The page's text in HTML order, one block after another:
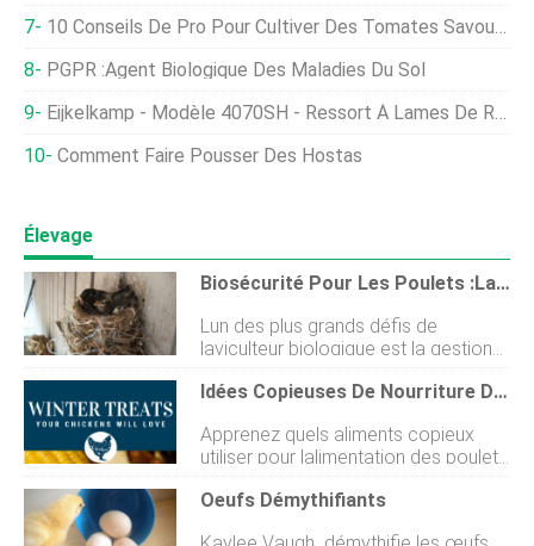
10 Conseils De Pro Pour Cultiver Des Tomates Savoureuses Et Abondantes
PGPR :Agent Biologique Des Maladies Du Sol
Eijkelkamp - Modèle 4070SH - Ressort À Lames De Remorque Smart AGR Stack
Comment Faire Pousser Des Hostas
Élevage
Biosécurité Pour Les Poulets :la Première Ligne De Défense
Lun des plus grands défis de
laviculteur biologique est la gestion
des maladies dans le troupeau.
Comment le traitez-vous ? Sortez-
utiliser des médicaments
commerciaux ? Essayez-vous des
solutions organiques moins
efficaces ? Les laissez-vous sen
sortir ? Et le bien-être de vos poules
Idées Copieuses De Nourriture De Poulet D'hiver
Apprenez quels aliments copieux
utiliser pour lalimentation des poulets
dhiver qui aideront votre troupeau de
basse-cour à traverser le froid
Oeufs Démythifiants